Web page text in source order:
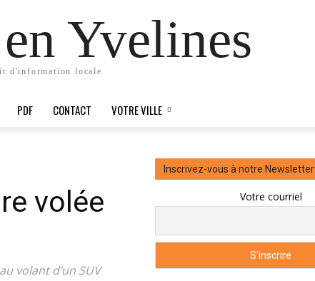
Yvelines
d'information locale
PDF CONTACT VOTRE VILLE
volée
volant d’un SUV
Inscrivez-vous à notre Newsletter
Votre courriel